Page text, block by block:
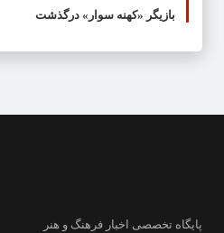
بازیگر «کهنه سوار» درگذشت
پایگاه تخصصی اخبار فرهنگ و هنر